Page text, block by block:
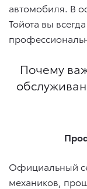
автомобиля. В
Тойота вы
Почему
Официальный
механиков,